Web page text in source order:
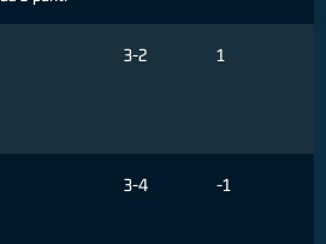
3-2 1
3-4 -1